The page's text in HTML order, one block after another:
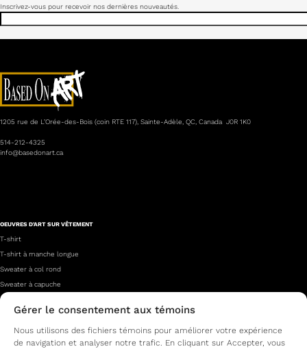
Gérer le consentement aux témoins
Nous utilisons des fichiers témoins pour améliorer votre expérience
de navigation et analyser notre trafic. En cliquant sur Accepter, vous
Inscrivez-vous pour recevoir nos dernières nouveautés.
1205 rue de L’Orée-des-Bois (coin RTE 117), Sainte-Adèle, QC, Canada J0R 1K0
514-212-4325
info@basedonart.ca
OEUVRES D'ART SUR VÊTEMENT
T-shirt
T-shirt à manche longue
Sweater à col rond
Sweater à capuche
Qui sommes-nous?
Nos artistes